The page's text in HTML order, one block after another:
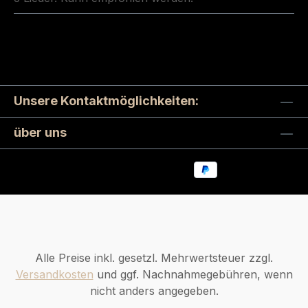
Unsere Kontaktmöglichkeiten:
über uns
Alle Preise inkl. gesetzl. Mehrwertsteuer zzgl.
Versandkosten und ggf. Nachnahmegebühren, wenn
nicht anders angegeben.